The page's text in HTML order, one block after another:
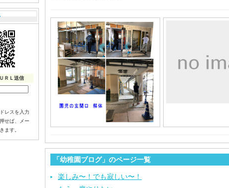
「幼稚園ブログ」のページ一覧
楽しみ〜！でも寂しい〜！
ＲＬ送信
レスを入力
せば、メー
ます。